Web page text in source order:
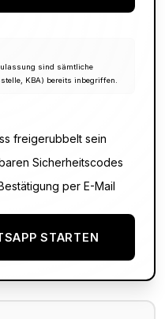
sind sämtliche
KBA) bereits inbegriffen.
freigerubbelt sein
Sicherheitscodes
per E-Mail
STARTEN